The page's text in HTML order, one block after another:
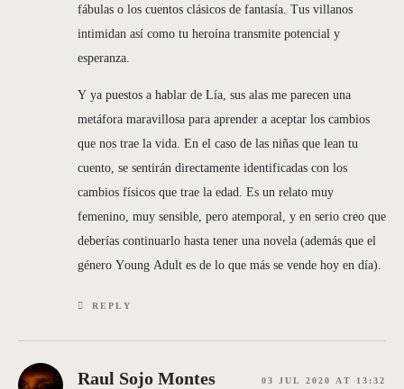
fábulas o los cuentos clásicos de fantasía. Tus villanos
intimidan así como tu heroína transmite potencial y
esperanza.
Y ya puestos a hablar de Lía, sus alas me parecen una
metáfora maravillosa para aprender a aceptar los cambios
que nos trae la vida. En el caso de las niñas que lean tu
cuento, se sentirán directamente identificadas con los
cambios físicos que trae la edad. Es un relato muy
femenino, muy sensible, pero atemporal, y en serio creo que
deberías continuarlo hasta tener una novela (además que el
género Young Adult es de lo que más se vende hoy en día).
REPLY
Raul Sojo Montes 03 JUL 2020 AT 13:32